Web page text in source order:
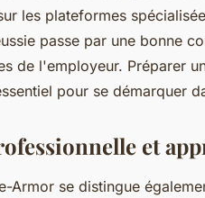
les plateformes
passe par une bonne
de l'employeur. Préparer
pour se démarquer
et
Armor se distingue